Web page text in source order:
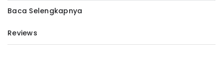
Baca Selengkapnya
Reviews